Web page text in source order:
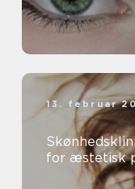
13. februar
for æstetisk